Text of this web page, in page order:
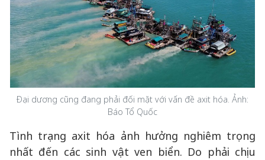
Đại dương cũng đang phải đối mặt với vấn đề axit hóa. Ảnh:
Báo Tổ Quốc
Tình trạng axit hóa ảnh hưởng nghiêm trọng
nhất đến các sinh vật ven biển. Do phải chịu